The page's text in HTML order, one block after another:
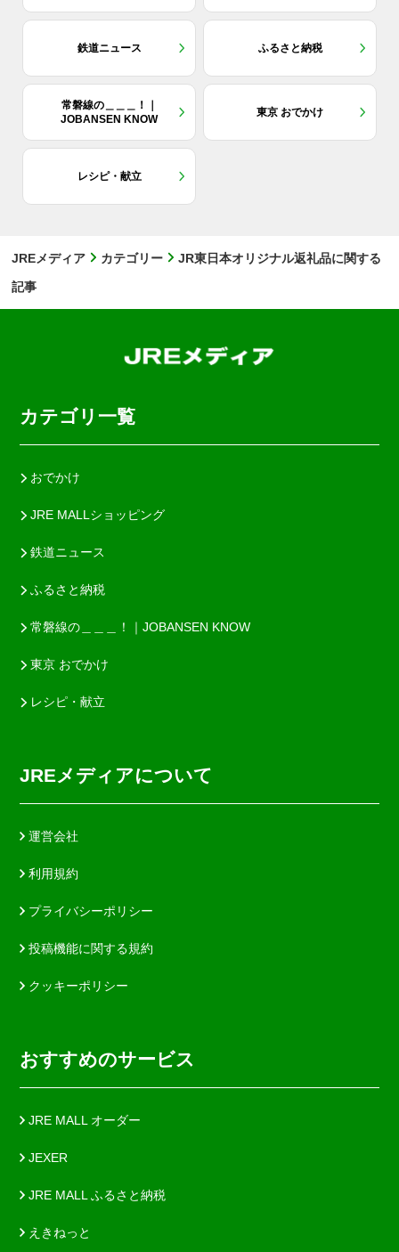
鉄道ニュース ふるさと納税
常磐線の＿＿＿！｜
JOBANSEN KNOW
東京 おでかけ
レシピ・献立
JREメディア カテゴリー
JR東日本オリジナル返礼品に関する
記事
カテゴリ一覧
おでかけ
JRE MALLショッピング
鉄道ニュース
ふるさと納税
常磐線の＿＿＿！｜JOBANSEN KNOW
東京 おでかけ
レシピ・献立
JREメディアについて
運営会社
利用規約
プライバシーポリシー
投稿機能に関する規約
クッキーポリシー
おすすめのサービス
JRE MALL オーダー
JEXER
JRE MALL ふるさと納税
えきねっと